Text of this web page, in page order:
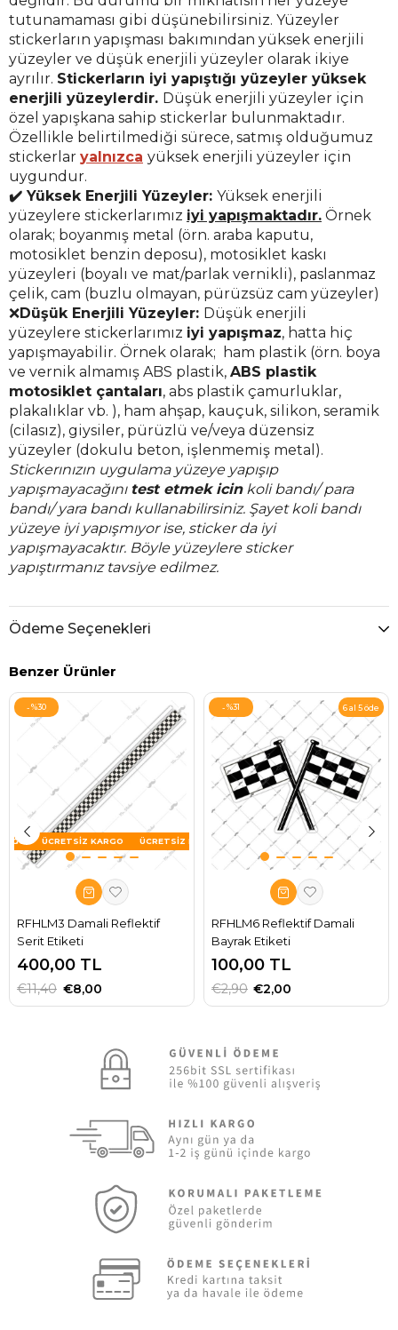
tutunamaması gibi düşünebilirsiniz. Yüzeyler
stickerların yapışması bakımından yüksek enerjili
yüzeyler ve düşük enerjili yüzeyler olarak ikiye
ayrılır. Stickerların iyi yapıştığı yüzeyler yüksek
enerjili yüzeylerdir. Düşük enerjili yüzeyler için
özel yapışkana sahip stickerlar bulunmaktadır.
Özellikle belirtilmediği sürece, satmış olduğumuz
stickerlar yalnızca yüksek enerjili yüzeyler için
uygundur.
✔️ Yüksek Enerjili Yüzeyler: Yüksek enerjili
yüzeylere stickerlarımız iyi yapışmaktadır. Örnek
olarak; boyanmış metal (örn. araba kaputu,
motosiklet benzin deposu), motosiklet kaskı
yüzeyleri (boyalı ve mat/parlak vernikli), paslanmaz
çelik, cam (buzlu olmayan, pürüzsüz cam yüzeyler)
❌Düşük Enerjili Yüzeyler: Düşük enerjili
yüzeylere stickerlarımız iyi yapışmaz, hatta hiç
yapışmayabilir. Örnek olarak; ham plastik (örn. boya
ve vernik almamış ABS plastik, ABS plastik
motosiklet çantaları, abs plastik çamurluklar,
plakalıklar vb. ), ham ahşap, kauçuk, silikon, seramik
(cilasız), giysiler, pürüzlü ve/veya düzensiz
yüzeyler (dokulu beton, işlenmemiş metal).
Stickerınızın uygulama yüzeye yapışıp
yapışmayacağını test etmek icinkoli bandı/ para
bandı/ yara bandı kullanabilirsiniz. Şayet koli bandı
yüzeye iyi yapışmıyor ise, sticker da iyi
yapışmayacaktır. Böyle yüzeylere sticker
yapıştırmanız tavsiye edilmez.
Ödeme Seçenekleri
Benzer Ürünler
RFHLM3 Damali Reflektif
Serit Etiketi
400,00 TL
€8,00
€11,40
%30
ÜCRETSIZ KARGO
RFHLM6 Reflektif Damali
Bayrak Etiketi
100,00 TL
€2,00
€2,90
%31 6 al 5 öde